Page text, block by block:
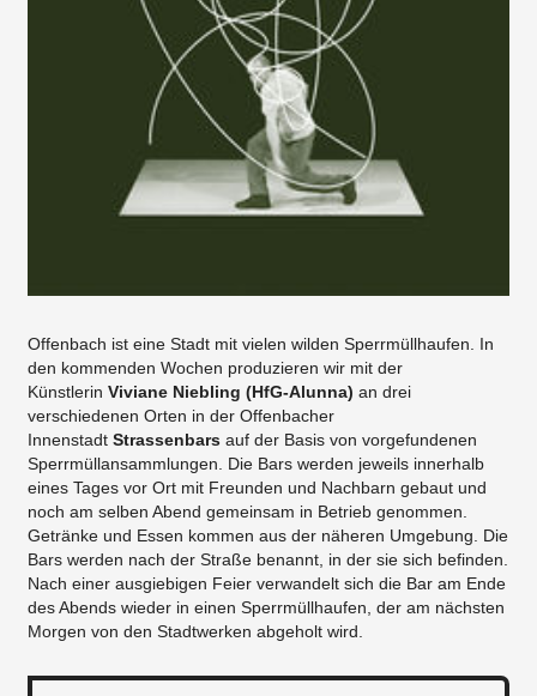
Offenbach ist eine Stadt mit vielen wilden Sperrmüllhaufen. In
den kommenden Wochen produzieren wir mit der
Künstlerin Viviane Niebling (HfG-Alunna) an drei
verschiedenen Orten in der Offenbacher
Innenstadt Strassenbars auf der Basis von vorgefundenen
Sperrmüllansammlungen. Die Bars werden jeweils innerhalb
eines Tages vor Ort mit Freunden und Nachbarn gebaut und
noch am selben Abend gemeinsam in Betrieb genommen.
Getränke und Essen kommen aus der näheren Umgebung. Die
Bars werden nach der Straße benannt, in der sie sich befinden.
Nach einer ausgiebigen Feier verwandelt sich die Bar am Ende
des Abends wieder in einen Sperrmüllhaufen, der am nächsten
Morgen von den Stadtwerken abgeholt wird.